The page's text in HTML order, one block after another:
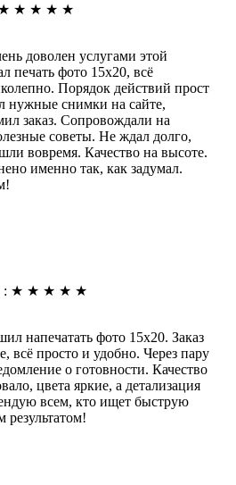
★ ★ ★ ★
доволен услугами этой
печать фото 15х20, всё
Порядок действий прост
нужные снимки на сайте,
заказ. Сопровождали на
советы. Не ждал долго,
вовремя. Качество на высоте.
именно так, как задумал.
: ★ ★ ★ ★ ★
напечатать фото 15х20. Заказ
всё просто и удобно. Через пару
о готовности. Качество
цвета яркие, а детализация
всем, кто ищет быструю
результатом!